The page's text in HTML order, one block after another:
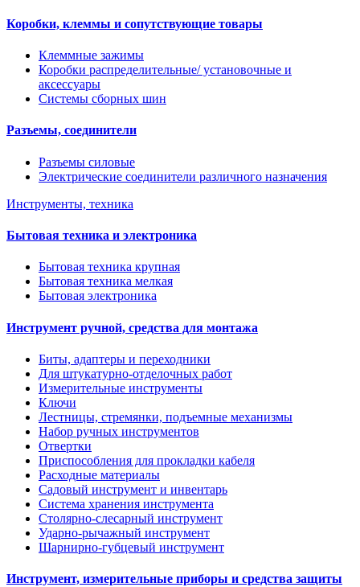
Коробки, клеммы и сопутствующие товары
Клеммные зажимы
Коробки распределительные/ установочные и
аксессуары
Системы сборных шин
Разъемы, соединители
Разъемы силовые
Электрические соединители различного назначения
Инструменты, техника
Бытовая техника и электроника
Бытовая техника крупная
Бытовая техника мелкая
Бытовая электроника
Инструмент ручной, средства для монтажа
Биты, адаптеры и переходники
Для штукатурно-отделочных работ
Измерительные инструменты
Ключи
Лестницы, стремянки, подъемные механизмы
Набор ручных инструментов
Отвертки
Приспособления для прокладки кабеля
Расходные материалы
Садовый инструмент и инвентарь
Система хранения инструмента
Столярно-слесарный инструмент
Ударно-рычажный инструмент
Шарнирно-губцевый инструмент
Инструмент, измерительные приборы и средства защиты